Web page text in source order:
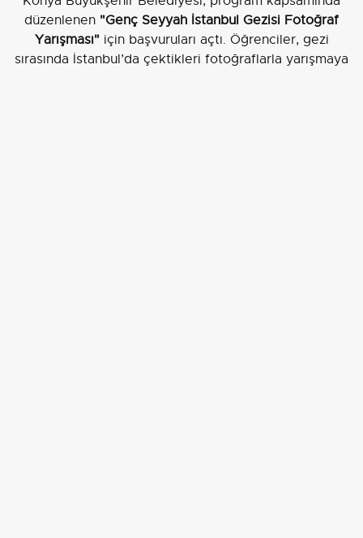
düzenlenen "Genç Seyyah İstanbul Gezisi Fotoğraf
Yarışması"için başvuruları açtı. Öğrenciler, gezi
sırasında İstanbul’da çektikleri fotoğraflarla yarışmaya